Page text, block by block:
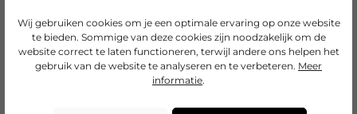
ons vier gaten – midden aan elke zijde – voorgeboord.
Wij gebruiken cookies om je een optimale ervaring op onze website
te bieden. Sommige van deze cookies zijn noodzakelijk om de
website correct te laten functioneren, terwijl andere ons helpen het
gebruik van de website te analyseren en te verbeteren. Meer
informatie.